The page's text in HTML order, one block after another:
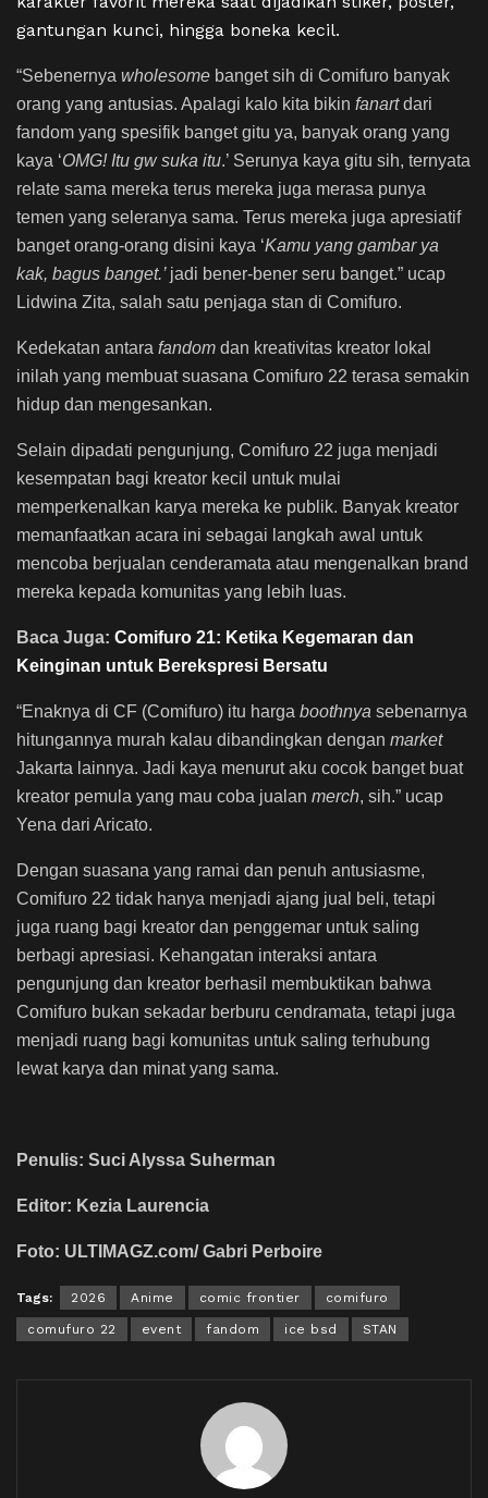
gantungan kunci, hingga boneka kecil.
“Sebenernya wholesome banget sih di Comifuro banyak
orang yang antusias. Apalagi kalo kita bikin fanartdari
fandom yang spesifik banget gitu ya, banyak orang yang
kaya ‘OMG! Itu gw suka itu.’ Serunya kaya gitu sih, ternyata
relate sama mereka terus mereka juga merasa punya
temen yang seleranya sama. Terus mereka juga apresiatif
banget orang-orang disini kaya ‘Kamu yang gambar ya
kak, bagus banget.’ jadi bener-bener seru banget.” ucap
Lidwina Zita, salah satu penjaga stan di Comifuro.
Kedekatan antara fandom dan kreativitas kreator lokal
inilah yang membuat suasana Comifuro 22 terasa semakin
hidup dan mengesankan.
Selain dipadati pengunjung, Comifuro 22 juga menjadi
kesempatan bagi kreator kecil untuk mulai
memperkenalkan karya mereka ke publik. Banyak kreator
memanfaatkan acara ini sebagai langkah awal untuk
mencoba berjualan cenderamata atau mengenalkan brand
mereka kepada komunitas yang lebih luas.
Baca Juga: Comifuro 21: Ketika Kegemaran dan
Keinginan untuk Berekspresi Bersatu
“Enaknya di CF (Comifuro) itu harga boothnya sebenarnya
hitungannya murah kalau dibandingkan dengan market
Jakarta lainnya. Jadi kaya menurut aku cocok banget buat
kreator pemula yang mau coba jualan merch, sih.” ucap
Yena dari Aricato.
Dengan suasana yang ramai dan penuh antusiasme,
Comifuro 22 tidak hanya menjadi ajang jual beli, tetapi
juga ruang bagi kreator dan penggemar untuk saling
berbagi apresiasi. Kehangatan interaksi antara
pengunjung dan kreator berhasil membuktikan bahwa
Comifuro bukan sekadar berburu cendramata, tetapi juga
menjadi ruang bagi komunitas untuk saling terhubung
lewat karya dan minat yang sama.
Penulis: Suci Alyssa Suherman
Editor: Kezia Laurencia
Foto: ULTIMAGZ.com/ Gabri Perboire
Tags: 2026 Anime comic frontier comifuro
comufuro 22 event fandom ice bsd STAN